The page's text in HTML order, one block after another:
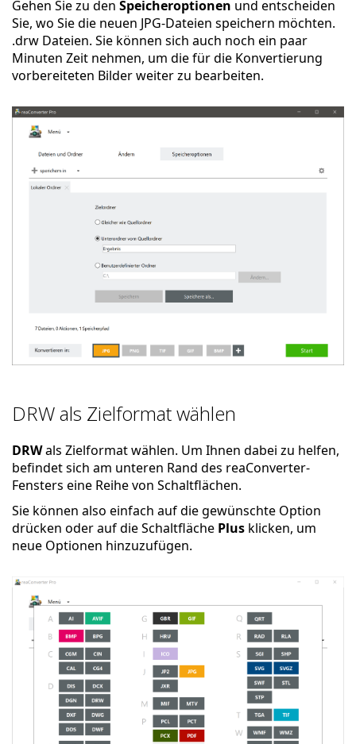
Gehen Sie zu den Speicheroptionen und entscheiden
Sie, wo Sie die neuen JPG-Dateien speichern möchten.
.drw Dateien. Sie können sich auch noch ein paar
Minuten Zeit nehmen, um die für die Konvertierung
vorbereiteten Bilder weiter zu bearbeiten.
DRW als Zielformat wählen
DRWals Zielformat wählen. Um Ihnen dabei zu helfen,
befindet sich am unteren Rand des reaConverter-
Fensters eine Reihe von Schaltflächen.
Sie können also einfach auf die gewünschte Option
drücken oder auf die Schaltfläche Plus klicken, um
neue Optionen hinzuzufügen.